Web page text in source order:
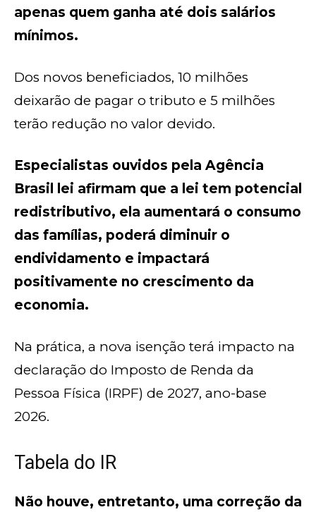
apenas quem ganha até dois salários
mínimos.
Dos novos beneficiados, 10 milhões
deixarão de pagar o tributo e 5 milhões
terão redução no valor devido.
Especialistas ouvidos pela Agência
Brasil lei afirmam que a lei tem potencial
redistributivo, ela aumentará o consumo
das famílias, poderá diminuir o
endividamento e impactará
positivamente no crescimento da
economia.
Na prática, a nova isenção terá impacto na
declaração do Imposto de Renda da
Pessoa Física (IRPF) de 2027, ano-base
2026.
Tabela do IR
Não houve, entretanto, uma correção da